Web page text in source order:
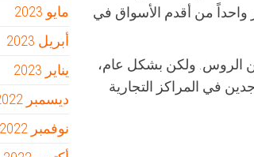
واحداً من أقدم الأسواق في
الروس. ولكن بشكل عام،
في المراكز التجارية
مايو 2023
أبريل 2023
يناير 2023
ديسمبر 2022
نوفمبر 2022